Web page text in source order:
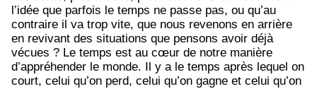
l’idée que parfois le temps ne passe pas, ou qu’au
contraire il va trop vite, que nous revenons en arrière
en revivant des situations que pensons avoir déjà
vécues ? Le temps est au cœur de notre manière
d’appréhender le monde. Il y a le temps après lequel on
court, celui qu’on perd, celui qu’on gagne et celui qu’on